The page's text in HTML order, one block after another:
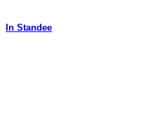
In Standee